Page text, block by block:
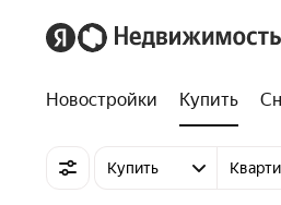
Новостройки Купить
Купить